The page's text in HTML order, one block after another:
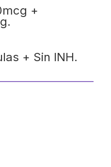
+
+ Sin INH.